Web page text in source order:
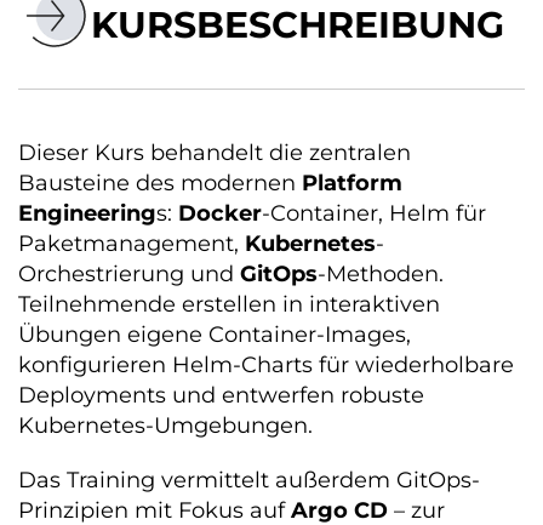
KURSBESCHREIBUNG
Dieser Kurs behandelt die zentralen
Bausteine des modernen Platform
Engineerings: Docker-Container, Helm für
Paketmanagement, Kubernetes-
Orchestrierung und GitOps-Methoden.
Teilnehmende erstellen in interaktiven
Übungen eigene Container-Images,
konfigurieren Helm-Charts für wiederholbare
Deployments und entwerfen robuste
Kubernetes-Umgebungen.
Das Training vermittelt außerdem GitOps-
Prinzipien mit Fokus aufArgo CD – zur